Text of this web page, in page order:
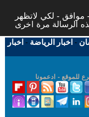
موافق - لكي لاتظهر
- اخبار الرياضة - اخبار
للموقع - ادعمونا